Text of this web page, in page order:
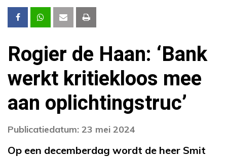
Rogier de Haan: ‘Bank
werkt kritiekloos mee
aan oplichtingstruc’
Publicatiedatum: 23 mei 2024
Op een decemberdag wordt de heer Smit